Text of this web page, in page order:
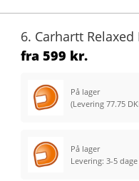
6. Carhartt
fra 599 kr.
På lager
(Levering 77.75
På lager
Levering: 3-5 dage